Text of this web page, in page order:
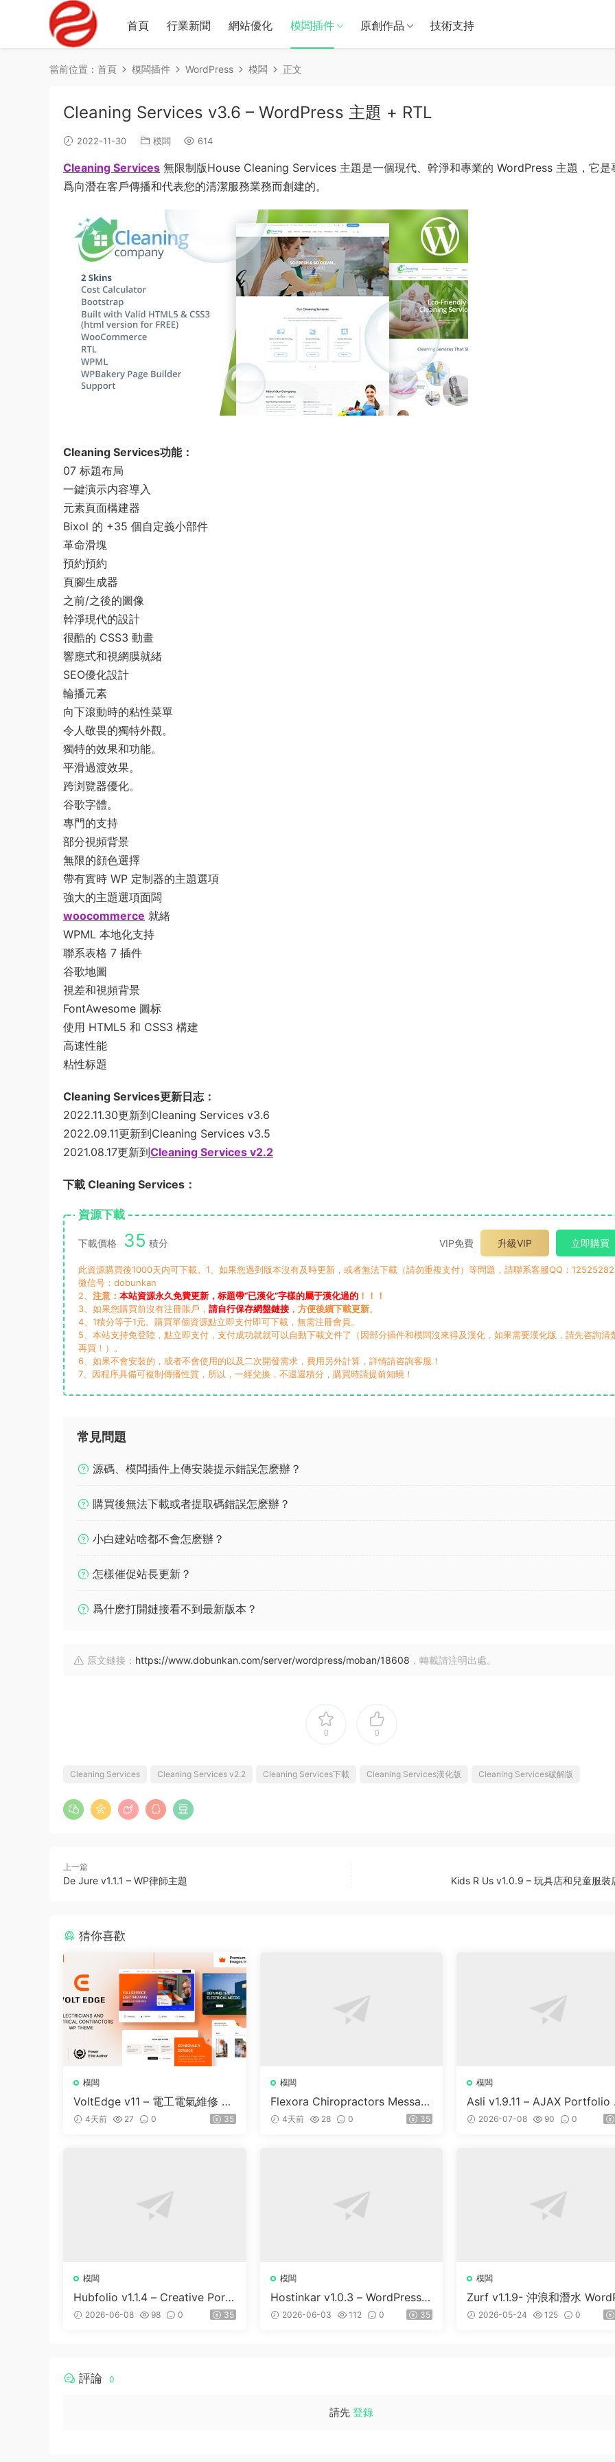
首頁 行業新聞 網站優化 模闆插件 原創作品 技術支持
當前位置： 首頁 模闆插件 WordPress 模闆 正文
Cleaning Services v3.6 – WordPress 主題 + RTL
2022-11-30 模闆 614
Cleaning Services 無限制版House Cleaning Services 主題是一個現代、幹淨和專業的 WordPress 主題，它是
爲向潛在客戶傳播和代表您的清潔服務業務而創建的。
Cleaning Services功能：
07 标題布局
一鍵演示内容導入
元素頁面構建器
Bixol 的 +35 個自定義小部件
革命滑塊
預約預約
頁腳生成器
之前/之後的圖像
幹淨現代的設計
很酷的 CSS3 動畫
響應式和視網膜就緒
SEO優化設計
輪播元素
向下滾動時的粘性菜單
令人敬畏的獨特外觀。
獨特的效果和功能。
平滑過渡效果。
跨浏覽器優化。
谷歌字體。
專門的支持
部分視頻背景
無限的顔色選擇
帶有實時 WP 定制器的主題選項
強大的主題選項面闆
woocommerce 就緒
WPML 本地化支持
聯系表格 7 插件
谷歌地圖
視差和視頻背景
FontAwesome 圖标
使用 HTML5 和 CSS3 構建
高速性能
粘性标題
Cleaning Services更新日志：
2022.11.30更新到Cleaning Services v3.6
2022.09.11更新到Cleaning Services v3.5
2021.08.17更新到Cleaning Services v2.2
下載 Cleaning Services：
資源下載
下載價格 35 積分 VIP免費 升級VIP 立即購買
此資源購買後1000天内可下載。1、如果您遇到版本沒有及時更新，或者無法下載（請勿重複支付）等問題，請聯系客服QQ：
微信号：dobunkan
2、 注意： 本站資源永久免費更新，标題帶“已漢化”字樣的屬于漢化過的 ！！！
3、如果您購買前沒有注冊賬戶， 請自行保存網盤鏈接 ，方便後續下載更新。
4、1積分等于1元。購買單個資源點立即支付即可下載，無需注冊會員。
5、本站支持免登陸，點立即支付，支付成功就就可以自動下載文件了（因部分插件和模闆沒來得及漢化，如果需要漢化版，請先咨詢清
再買！）。
6、如果不會安裝的，或者不會使用的以及二次開發需求，費用另外計算，詳情請咨詢客服！
7、因程序具備可複制傳播性質，所以，一經兌換，不退還積分，購買時請提前知曉！
常見問題
源碼、模闆插件上傳安裝提示錯誤怎麽辦？
購買後無法下載或者提取碼錯誤怎麽辦？
小白建站啥都不會怎麽辦？
怎樣催促站長更新？
爲什麽打開鏈接看不到最新版本？
原文鏈接： https://www.dobunkan.com/server/wordpress/moban/18608 ，轉載請注明出處。
0 0
Cleaning Services Cleaning Services v2.2 Cleaning Services下載 Cleaning Services漢化版 Cleaning Services破解版
上一篇
De Jure v1.1.1 – WP律師主題 Kids R Us v1.0.9 – 玩具店和兒童服裝
猜你喜歡
模闆
VoltEdge v11 – 電工電氣維修 W
ordPress 主題
4天前 27 0 35
模闆
Flexora Chiropractors Messag
e and Physical Therapists Wor
4天前 28 0 35
模闆
Asli v1.9.11 – AJAX Portfolio
ementor WordPress Theme
2026-07-08 90 0
模闆
Hubfolio v1.1.4 – Creative Portf
olio & Digital Agency WordPre
2026-06-08 98 0 35
模闆
Hostinkar v1.0.3 – WordPress &
WHMCS 主題
2026-06-03 112 0 35
模闆
Zurf v1.1.9- 沖浪和潛水
ess主題
2026-05-24 125 0
評論 0
請先 登錄